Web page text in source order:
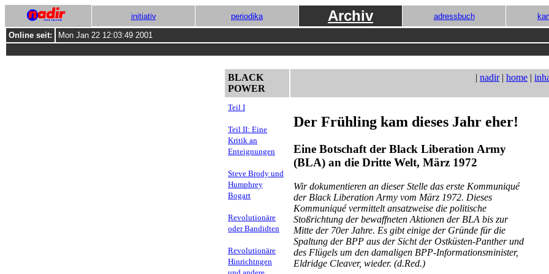
initiativ periodika Archiv adressbuch
Online seit: Mon Jan 22 12:03:49 2001
BLACK
POWER
| nadir| home |
Teil I
Teil II: Eine
Kritik an
Enteignungen
Steve Brody und
Humphrey
Bogart
Revolutionäre
oder Bandidten
Revolutionäre
Hinrichtngen
Der Frühling kam dieses Jahr eher!
Eine Botschaft der Black Liberation Army
(BLA) an die Dritte Welt, März 1972
Wir dokumentieren an dieser Stelle das erste Kommuniqué
der Black Liberation Army vom März 1972. Dieses
Kommuniqué vermittelt ansatzweise die politische
Stoßrichtung der bewaffneten Aktionen der BLA bis zur
Mitte der 70er Jahre. Es gibt einige der Gründe für die
Spaltung der BPP aus der Sicht der Ostküsten-Panther und
des Flügels um den damaligen BPP-Informationsminister,
Eldridge Cleaver, wieder. (d.Red.)